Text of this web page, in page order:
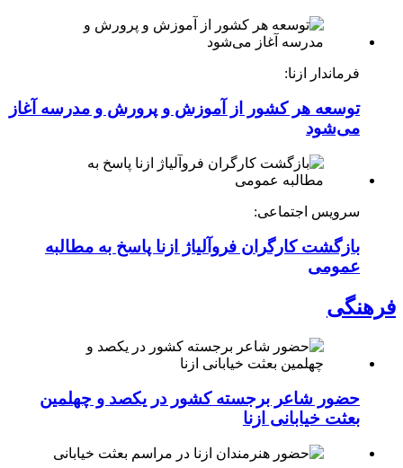
فرماندار ازنا:
توسعه هر کشور از آموزش و پرورش و مدرسه آغاز
می‌شود
سرویس اجتماعی:
بازگشت کارگران فروآلیاژ ازنا پاسخ به مطالبه
عمومی
فرهنگی
حضور شاعر برجسته کشور در یکصد و چهلمین
بعثت خیابانی ازنا